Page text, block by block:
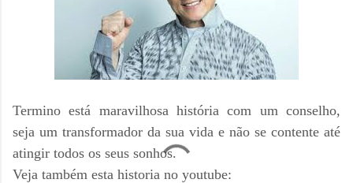
Termino está maravilhosa história com um conselho,
seja um transformador da sua vida e não se contente até
atingir todos os seus sonhos.
Veja também esta historia no youtube: